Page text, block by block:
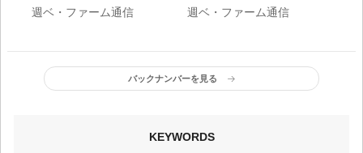
週ベ・ファーム通信 週ベ・ファーム通信
バックナンバーを見る
KEYWORDS